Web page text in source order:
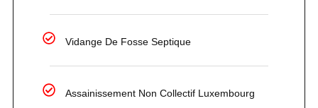
Vidange De Fosse Septique
Assainissement Non Collectif Luxembourg